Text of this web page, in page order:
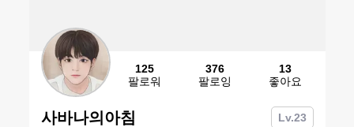
125
팔로워
376
팔로잉
13
좋아요
사바나의아침 Lv.23